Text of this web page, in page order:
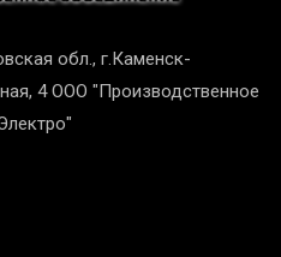
обл., г.Каменск-
4 ООО "Производственное